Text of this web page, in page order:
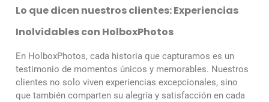
Lo que dicen nuestros clientes: Experiencias
Inolvidables con HolboxPhotos
En HolboxPhotos, cada historia que capturamos es un
testimonio de momentos únicos y memorables. Nuestros
clientes no solo viven experiencias excepcionales, sino
que también comparten su alegría y satisfacción en cada